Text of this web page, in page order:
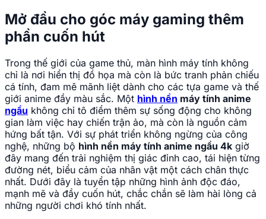
Mở đầu cho góc máy gaming thêm
phần cuốn hút
Trong thế giới của game thủ, màn hình máy tính không
chỉ là nơi hiển thị đồ họa mà còn là bức tranh phản chiếu
cá tính, đam mê mãnh liệt dành cho các tựa game và thế
giới anime đầy màu sắc. Một hình nền máy tính anime
ngầu không chỉ tô điểm thêm sự sống động cho không
gian làm việc hay chiến trận ảo, mà còn là nguồn cảm
hứng bất tận. Với sự phát triển không ngừng của công
nghệ, những bộ hình nền máy tính anime ngầu 4k giờ
đây mang đến trải nghiệm thị giác đỉnh cao, tái hiện từng
đường nét, biểu cảm của nhân vật một cách chân thực
nhất. Dưới đây là tuyển tập những hình ảnh độc đáo,
mạnh mẽ và đầy cuốn hút, chắc chắn sẽ làm hài lòng cả
những người chơi khó tính nhất.